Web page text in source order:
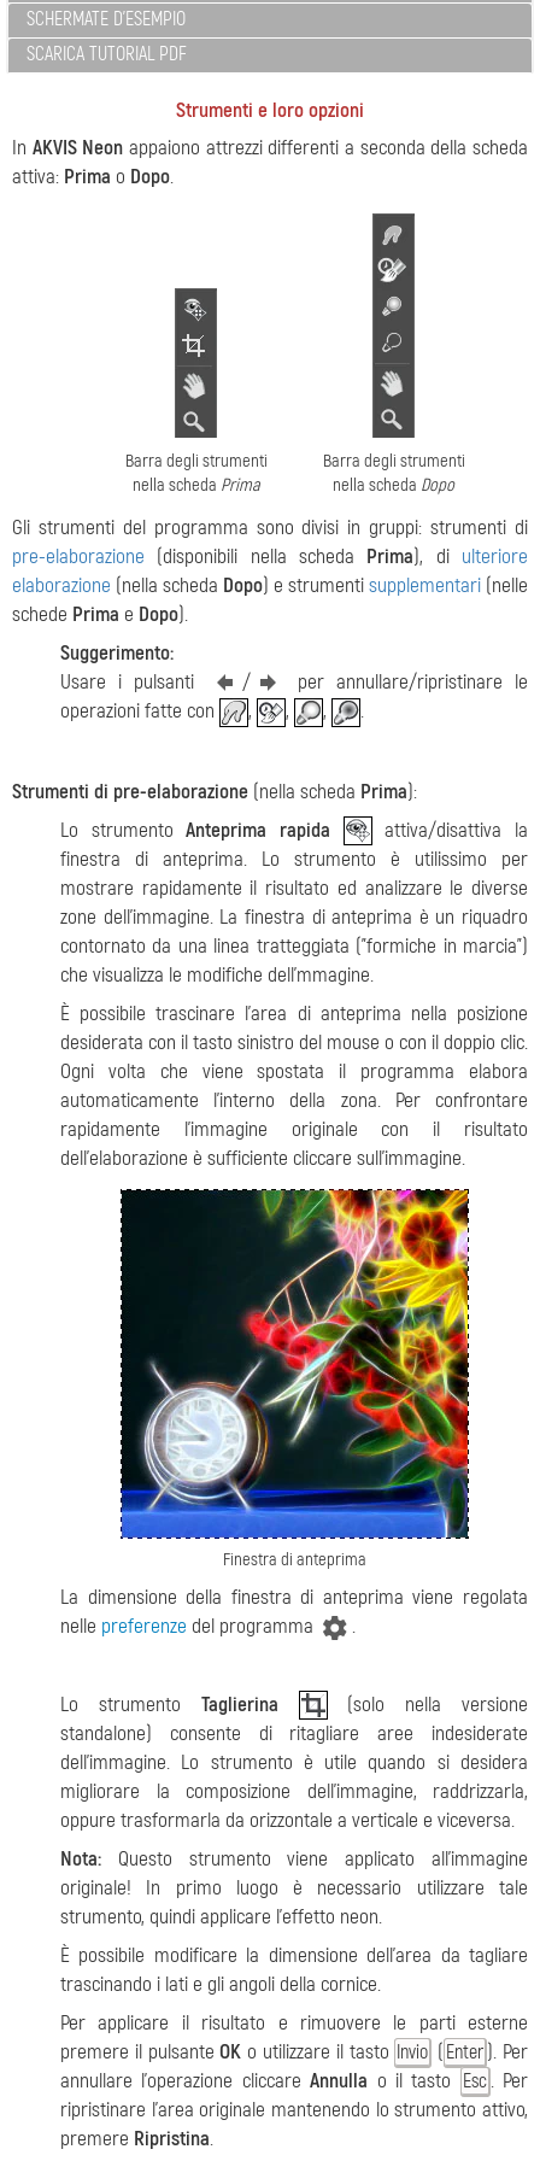
SCHERMATE D'ESEMPIO
SCARICA TUTORIAL PDF
Strumenti e loro opzioni
In AKVIS Neon appaiono attrezzi differenti a seconda della scheda
attiva: Prima o Dopo.
Barra degli strumenti
nella scheda Prima
Barra degli strumenti
nella scheda Dopo
Gli strumenti del programma sono divisi in gruppi: strumenti di
pre-elaborazione (disponibili nella scheda Prima), di ulteriore
elaborazione (nella scheda Dopo) e strumentisupplementari (nelle
schede Prima e Dopo).
Suggerimento:
Usare i pulsanti
/
per annullare/ripristinare le
operazioni fatte con
, , , .
Strumenti di pre-elaborazione (nella scheda Prima):
Lo strumentoAnteprima rapida
attiva/disattiva la
finestra di anteprima. Lo strumento è utilissimo per
mostrare rapidamente il risultato ed analizzare le diverse
zone dell’immagine. La finestra di anteprima è un riquadro
contornato da una linea tratteggiata ("formiche in marcia")
che visualizza le modifiche dell'mmagine.
È possibile trascinare l'area di anteprima nella posizione
desiderata con il tasto sinistro del mouse o con il doppio clic.
Ogni volta che viene spostata il programma elabora
automaticamente l’interno della zona. Per confrontare
rapidamente l'immagine originale con il risultato
dell’elaborazione è sufficiente cliccare sull'immagine.
Finestra di anteprima
La dimensione della finestra di anteprima viene regolata
nelle preferenze del programma .
Lo strumento Taglierina
(solo nella versione
standalone) consente di ritagliare aree indesiderate
dell'immagine. Lo strumento è utile quando si desidera
migliorare la composizione dell'immagine, raddrizzarla,
oppure trasformarla da orizzontale a verticale e viceversa.
Nota: Questo strumento viene applicato all'immagine
originale! In primo luogo è necessario utilizzare tale
strumento, quindi applicare l'effetto neon.
È possibile modificare la dimensione dell'area da tagliare
trascinando i lati e gli angoli della cornice.
Per applicare il risultato e rimuovere le parti esterne
premere il pulsanteOK o utilizzare il tasto Invio ( Enter ). Per
annullare l'operazione cliccareAnnulla o il tasto Esc . Per
ripristinare l'area originale mantenendo lo strumento attivo,
premere Ripristina.